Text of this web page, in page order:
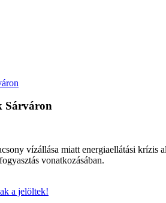
Sárváron
vízállása miatt energiaellátási
vonatkozásában.